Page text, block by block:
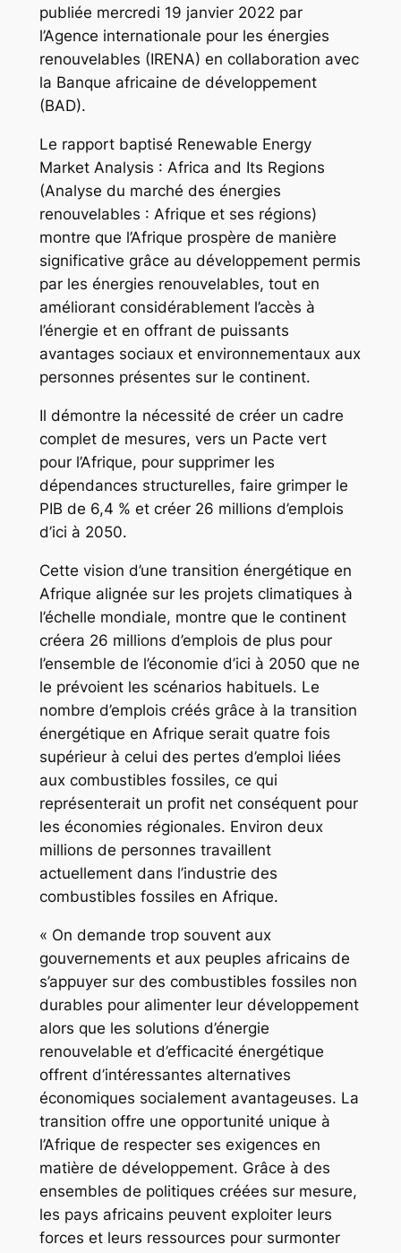
publiée mercredi 19 janvier 2022 par
l’Agence internationale pour les énergies
renouvelables (IRENA) en collaboration avec
la Banque africaine de développement
(BAD).
Le rapport baptisé Renewable Energy
Market Analysis : Africa and Its Regions
(Analyse du marché des énergies
renouvelables : Afrique et ses régions)
montre que l’Afrique prospère de manière
significative grâce au développement permis
par les énergies renouvelables, tout en
améliorant considérablement l’accès à
l’énergie et en offrant de puissants
avantages sociaux et environnementaux aux
personnes présentes sur le continent.
Il démontre la nécessité de créer un cadre
complet de mesures, vers un Pacte vert
pour l’Afrique, pour supprimer les
dépendances structurelles, faire grimper le
PIB de 6,4 % et créer 26 millions d’emplois
d’ici à 2050.
Cette vision d’une transition énergétique en
Afrique alignée sur les projets climatiques à
l’échelle mondiale, montre que le continent
créera 26 millions d’emplois de plus pour
l’ensemble de l’économie d’ici à 2050 que ne
le prévoient les scénarios habituels. Le
nombre d’emplois créés grâce à la transition
énergétique en Afrique serait quatre fois
supérieur à celui des pertes d’emploi liées
aux combustibles fossiles, ce qui
représenterait un profit net conséquent pour
les économies régionales. Environ deux
millions de personnes travaillent
actuellement dans l’industrie des
combustibles fossiles en Afrique.
« On demande trop souvent aux
gouvernements et aux peuples africains de
s’appuyer sur des combustibles fossiles non
durables pour alimenter leur développement
alors que les solutions d’énergie
renouvelable et d’efficacité énergétique
offrent d’intéressantes alternatives
économiques socialement avantageuses. La
transition offre une opportunité unique à
l’Afrique de respecter ses exigences en
matière de développement. Grâce à des
ensembles de politiques créées sur mesure,
les pays africains peuvent exploiter leurs
forces et leurs ressources pour surmonter